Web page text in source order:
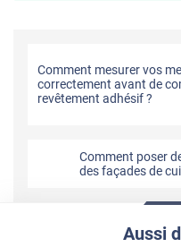
Comment mesurer vos
correctement avant de
revêtement adhésif ?
Comment poser
des façades de
Aussi